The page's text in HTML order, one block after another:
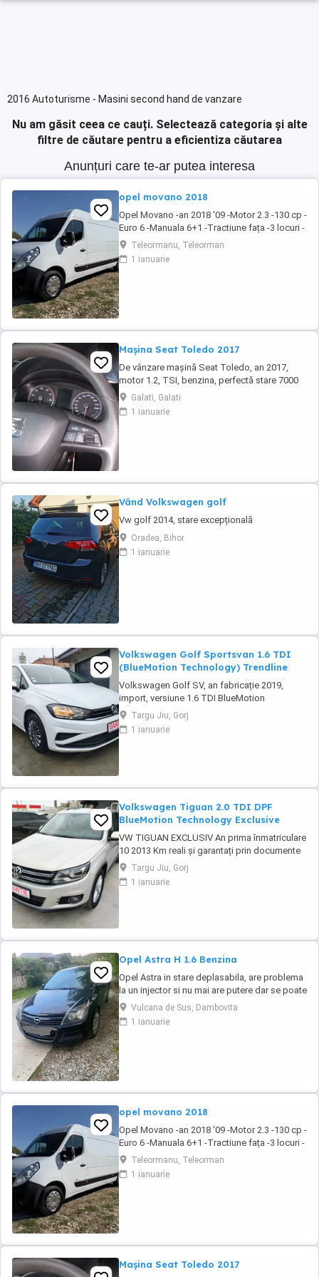
2016 Autoturisme - Masini second hand de vanzare
Nu am găsit ceea ce cauți. Selectează categoria și alte
filtre de căutare pentru a eficientiza căutarea
Anunțuri care te-ar putea interesa
opel movano 2018
Opel Movano -an 2018 '09 -Motor 2.3 -130 cp -
Euro 6 -Manuala 6+1 -Tractiune fața -3 locuri -
Navi -Volan piele -Comenzi pe volan -Pilot
automat -Computer bord -Geamuri electrice -
Oglinzi electrice -Pilot automat -Pret 9000 -
Teleormanu, Teleorman
1 ianuarie
Mașina Seat Toledo 2017
De vânzare mașină Seat Toledo, an 2017,
motor 1.2, TSI, benzina, perfectă stare 7000
negociabil.
Galati, Galati
1 ianuarie
Vând Volkswagen golf
Vw golf 2014, stare excepțională
Oradea, Bihor
1 ianuarie
Volkswagen Golf Sportsvan 1.6 TDI
(BlueMotion Technology) Trendline
Volkswagen Golf SV, an fabricație 2019,
import, versiune 1.6 TDI BlueMotion
Technology Trendline. Monovolum spațios,
recunoscut pentru consumul redus, fiabilitate
și dotările moderne de siguranță. Mașina se
Targu Jiu, Gorj
1 ianuarie
Volkswagen Tiguan 2.0 TDI DPF
BlueMotion Technology Exclusive
VW TIGUAN EXCLUSIV An prima înmatriculare
10 2013 Km reali și garantați prin documente
Garanție inclusă 12 luni Se emite factura de
Romania și fiscal Finanțare rapidă persoane
fizice Credit rapid doar cu buletinul Se
Targu Jiu, Gorj
1 ianuarie
Opel Astra H 1.6 Benzina
Opel Astra in stare deplasabila, are problema
la un injector si nu mai are putere dar se poate
deplasa, pretul este negociabil la fata locului,
masina are si instalație Gpl omologată.
Vulcana de Sus, Dambovita
1 ianuarie
opel movano 2018
Opel Movano -an 2018 '09 -Motor 2.3 -130 cp -
Euro 6 -Manuala 6+1 -Tractiune fața -3 locuri -
Navi -Volan piele -Comenzi pe volan -Pilot
automat -Computer bord -Geamuri electrice -
Oglinzi electrice -Pilot automat -Pret 9000 -
Teleormanu, Teleorman
1 ianuarie
Mașina Seat Toledo 2017